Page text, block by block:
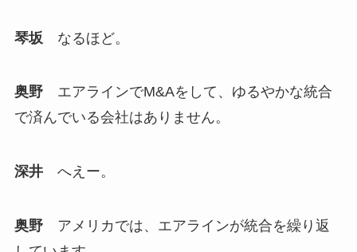
琴坂 なるほど。
奥野エアラインでM&Aをして、ゆるやかな統合
で済んでいる会社はありません。
深井へえー。
奥野アメリカでは、エアラインが統合を繰り返